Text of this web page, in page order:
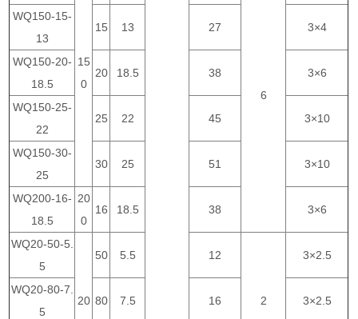
15
0
6
WQ150-15-
13
15 13 27 3×4
WQ150-20-
18.5
20 18.5 38 3×6
WQ150-25-
22
25 22 45 3×10
WQ150-30-
25
30 25 51 3×10
WQ200-16-
18.5
20
0
16 18.5 38 3×6
WQ20-50-5.
5
20
50 5.5 12
2
3×2.5
WQ20-80-7.
5
80 7.5 16 3×2.5